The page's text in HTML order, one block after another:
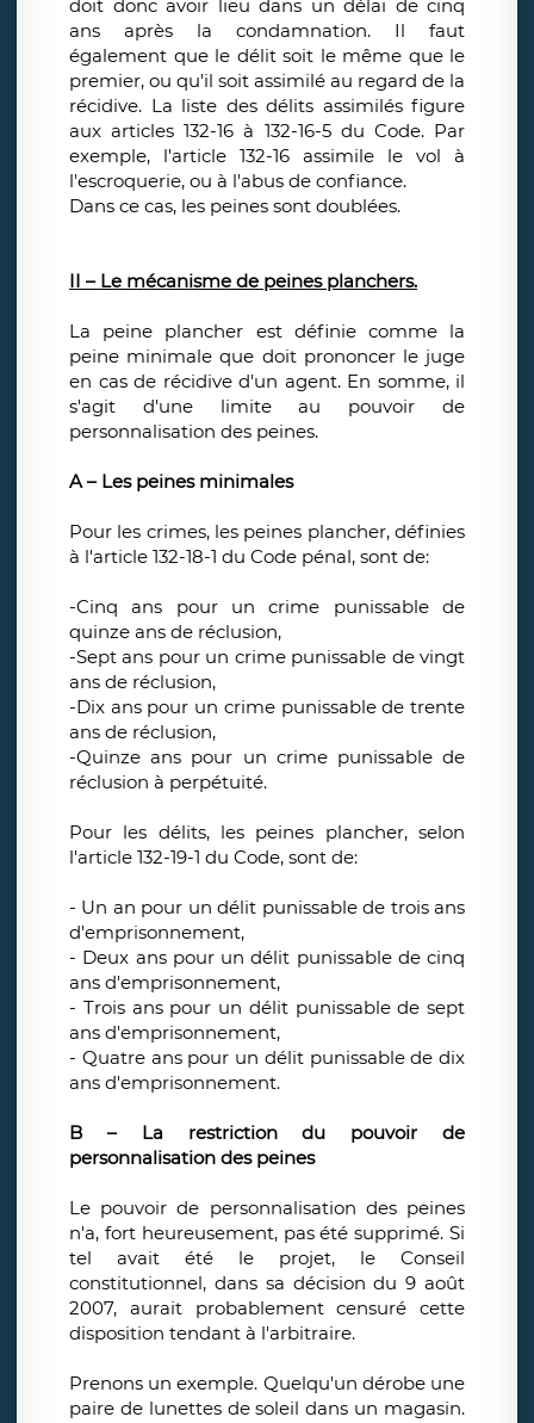
doit donc avoir lieu dans un délai de cinq
ans après la condamnation. Il faut
également que le délit soit le même que le
premier, ou qu'il soit assimilé au regard de la
récidive. La liste des délits assimilés figure
aux articles 132-16 à 132-16-5 du Code. Par
exemple, l'article 132-16 assimile le vol à
l'escroquerie, ou à l'abus de confiance.
Dans ce cas, les peines sont doublées.
II – Le mécanisme de peines planchers.
La peine plancher est définie comme la
peine minimale que doit prononcer le juge
en cas de récidive d'un agent. En somme, il
s'agit d'une limite au pouvoir de
personnalisation des peines.
A – Les peines minimales
Pour les crimes, les peines plancher, définies
à l'article 132-18-1 du Code pénal, sont de:
-Cinq ans pour un crime punissable de
quinze ans de réclusion,
-Sept ans pour un crime punissable de vingt
ans de réclusion,
-Dix ans pour un crime punissable de trente
ans de réclusion,
-Quinze ans pour un crime punissable de
réclusion à perpétuité.
Pour les délits, les peines plancher, selon
l'article 132-19-1 du Code, sont de:
- Un an pour un délit punissable de trois ans
d'emprisonnement,
- Deux ans pour un délit punissable de cinq
ans d'emprisonnement,
- Trois ans pour un délit punissable de sept
ans d'emprisonnement,
- Quatre ans pour un délit punissable de dix
ans d'emprisonnement.
B – La restriction du pouvoir de
personnalisation des peines
Le pouvoir de personnalisation des peines
n'a, fort heureusement, pas été supprimé. Si
tel avait été le projet, le Conseil
constitutionnel, dans sa décision du 9 août
2007, aurait probablement censuré cette
disposition tendant à l'arbitraire.
Prenons un exemple. Quelqu'un dérobe une
paire de lunettes de soleil dans un magasin.